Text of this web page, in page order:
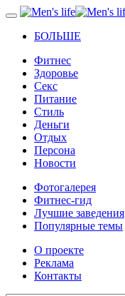
БОЛЬШЕ
Фитнес
Здоровье
Секс
Питание
Стиль
Деньги
Отдых
Персона
Новости
Фотогалерея
Фитнес-гид
Лучшие заведения
Популярные темы
О проекте
Реклама
Контакты